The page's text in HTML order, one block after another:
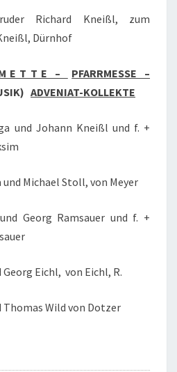
Richard Kneißl, zum
Dürnhof
E T T E –
PFARRMESSE –
ADVENIAT-KOLLEKTE
und Johann Kneißl und f. +
und Michael Stoll, von Meyer
Georg Ramsauer und f. +
Georg Eichl, von Eichl, R.
Thomas Wild von Dotzer